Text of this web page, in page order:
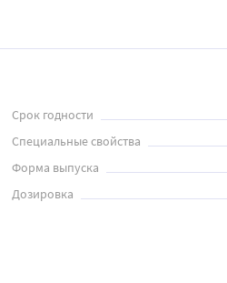
Срок годности
Специальные свойства
Форма выпуска
Дозировка